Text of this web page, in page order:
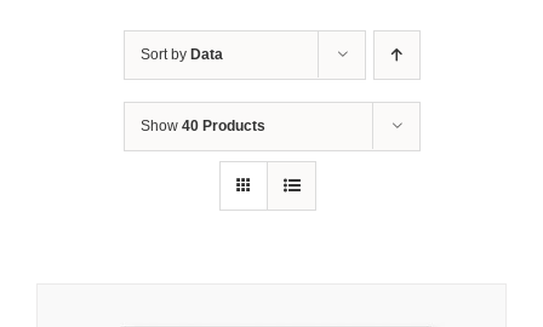
Sort by Data
Show 40 Products